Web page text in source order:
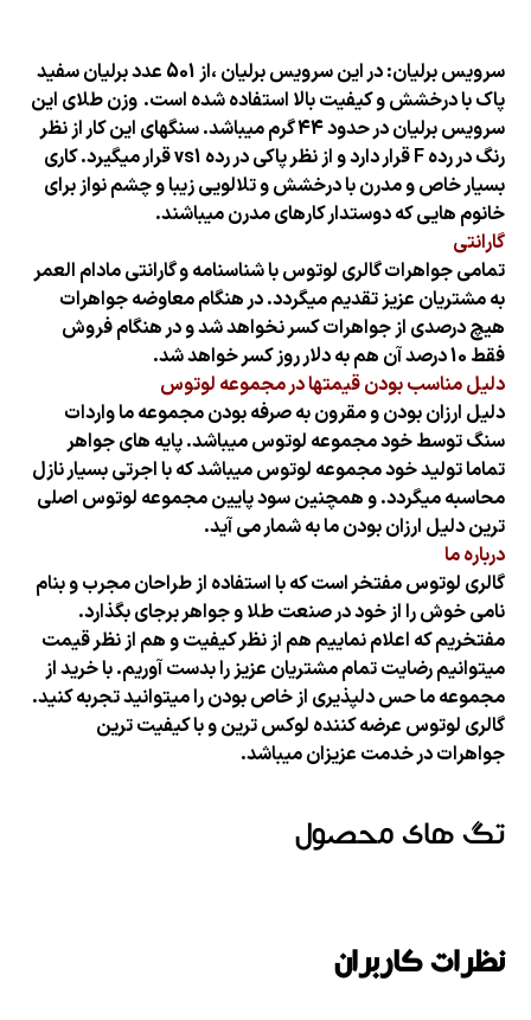
سرویس برلیان: در این سرویس برلیان ،از 501 عدد برلیان سفید
پاک با درخشش و کیفیت بالا استفاده شده است. وزن طلای این
سرویس برلیان در حدود 44 گرم میباشد. سنگهای این کار از نظر
رنگ در رده F قرار دارد و از نظر پاکی در رده vs1 قرار میگیرد. کاری
بسیار خاص و مدرن با درخشش و تلالویی زیبا و چشم نواز برای
خانوم هایی که دوستدار کارهای مدرن میباشند.
گارانتی
تمامی جواهرات گالری لوتوس با شناسنامه و گارانتی مادام العمر
به مشتریان عزیز تقدیم میگردد. در هنگام معاوضه جواهرات
هیچ درصدی از جواهرات کسر نخواهد شد و در هنگام فروش
فقط 10 درصد آن هم به دلار روز کسر خواهد شد.
دلیل مناسب بودن قیمتها در مجموعه لوتوس
دلیل ارزان بودن و مقرون به صرفه بودن مجموعه ما واردات
سنگ توسط خود مجموعه لوتوس میباشد. پایه های جواهر
تماما تولید خود مجموعه لوتوس میباشد که با اجرتی بسیار نازل
محاسبه میگردد. و همچنین سود پایین مجموعه لوتوس اصلی
ترین دلیل ارزان بودنما به شمار می آید.
درباره ما
گالری لوتوس مفتخر است که با استفاده از طراحان مجرب و بنام
نامی خوش را از خود در صنعت طلا و جواهر برجای بگذارد.
مفتخریم که اعلام نماییم هم از نظر کیفیت و هم از نظر قیمت
میتوانیم رضایت تمام مشتریان عزیز را بدست آوریم. با خرید از
مجموعه ما حس دلپذیری از خاص بودن را میتوانید تجربه کنید.
گالری لوتوس عرضه کننده لوکس ترین و با کیفیت ترین
جواهرات در خدمت عزیزان میباشد.
تگ های محصول
نظرات کاربران